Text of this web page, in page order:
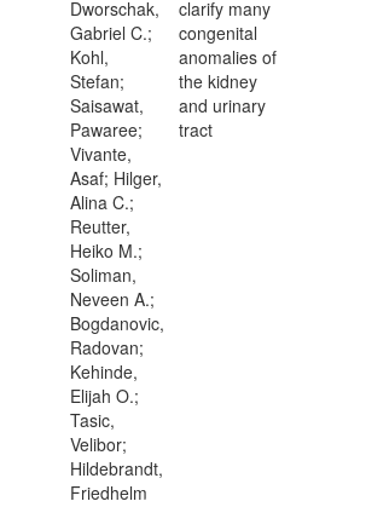
Dworschak,
Gabriel C.;
Kohl,
Stefan;
Saisawat,
Pawaree;
Vivante,
Asaf; Hilger,
Alina C.;
Reutter,
Heiko M.;
Soliman,
Neveen A.;
Bogdanovic,
Radovan;
Kehinde,
Elijah O.;
Tasic,
Velibor;
Hildebrandt,
Friedhelm
clarify many
congenital
anomalies of
the kidney
and urinary
tract